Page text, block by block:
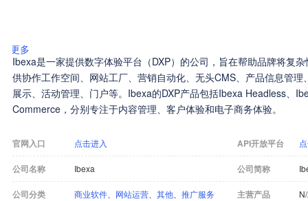
更多
Ibexa是一家提供数字体验平台（DXP）的公司，旨在帮助品牌将复
供协作工作空间、网站工厂、营销自动化、无头CMS、产品信息管
展示、活动管理、门户等。Ibexa的DXP产品包括Ibexa Headless、
Commerce，分别专注于内容管理、客户体验和电子商务体验。
官网入口 点击进入 API开放平台
公司名称 Ibexa 公司简称
公司分类 商业软件 网站运营 其他 推广服务 主营产品